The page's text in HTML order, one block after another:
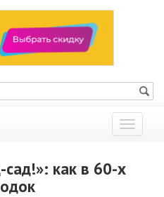
Показать
меню
сад!»: как в 60-х